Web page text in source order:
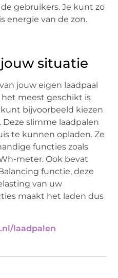
gebruikers. Je kunt zo
energie van de zon.
situatie
jouw eigen laadpaal
meest geschikt is
bijvoorbeeld kiezen
Deze slimme laadpalen
te kunnen opladen. Ze
functies zoals
meter. Ook bevat
functie, deze
van uw
maakt het laden dus
laadpalen